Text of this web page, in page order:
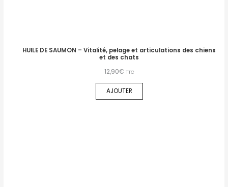
HUILE DE SAUMON – Vitalité, pelage et articulations des chiens
et des chats
12,90€ TTC
AJOUTER